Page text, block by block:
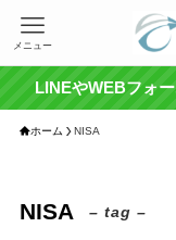
メニュー
LINEやWEBフォ
ホーム NISA
NISA – tag –